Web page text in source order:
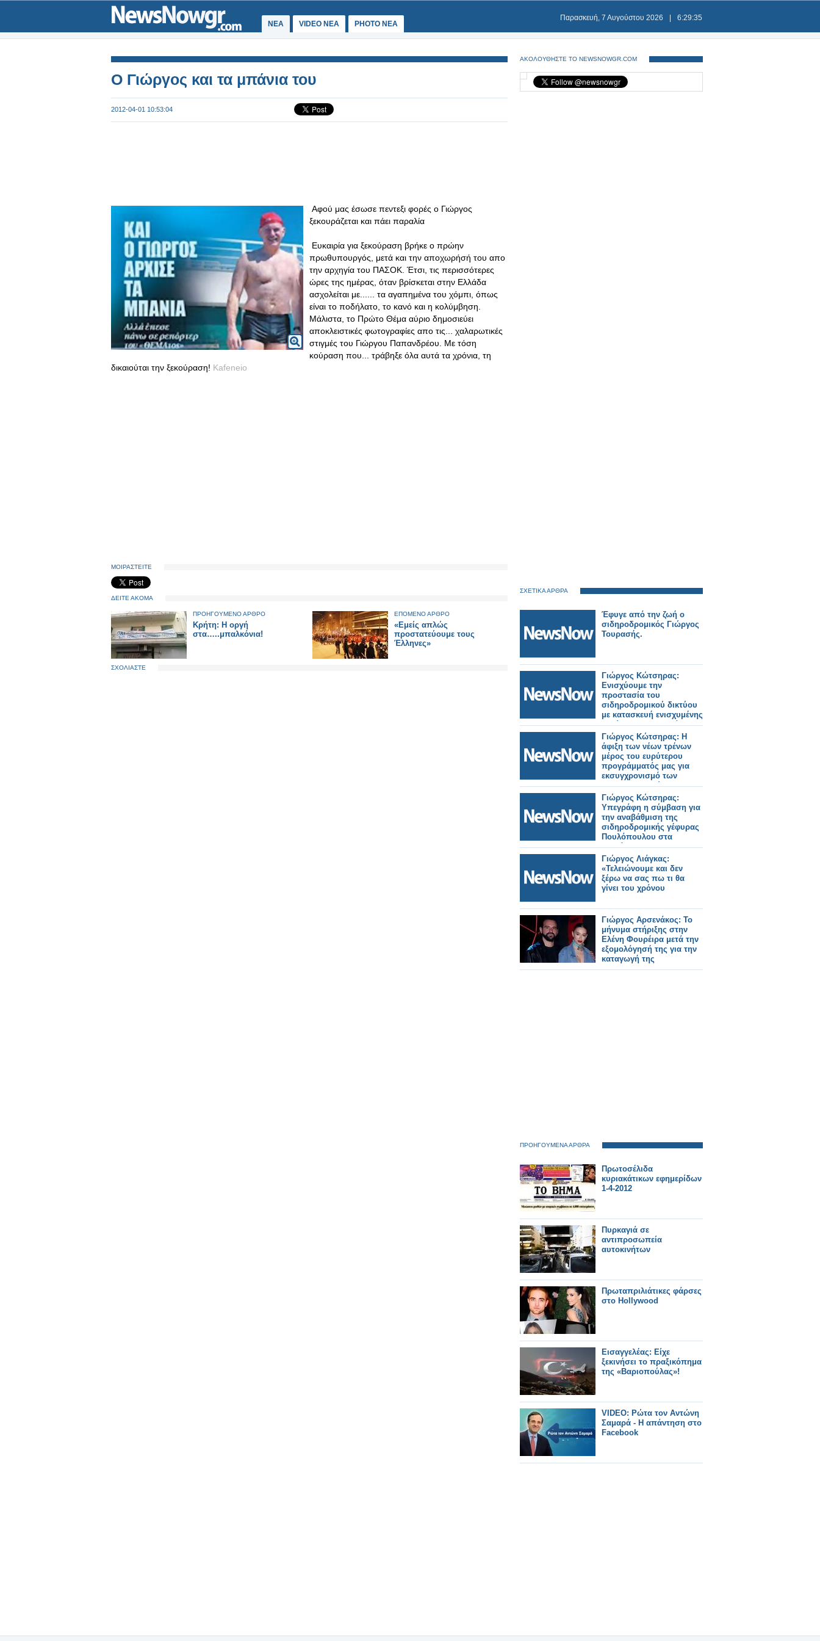
ΝΕΑ VIDEO NEA PHOTO NEA
Παρασκευή, 7 Αυγούστου 2026 6:29:35
Ο Γιώργος και τα μπάνια του
2012-04-01 10:53:04
Αφού μας έσωσε πεντεξι φορές ο Γιώργος
ξεκουράζεται και πάει παραλία
Ευκαιρία για ξεκούραση βρήκε ο πρώην
πρωθυπουργός, μετά και την αποχωρήσή του απο
την αρχηγία του ΠΑΣΟΚ. Έτσι, τις περισσότερες
ώρες της ημέρας, όταν βρίσκεται στην Ελλάδα
ασχολείται με...... τα αγαπημένα του χόμπι, όπως
είναι το ποδήλατο, το κανό και η κολύμβηση.
Μάλιστα, το Πρώτο Θέμα αύριο δημοσιεύει
αποκλειστικές φωτογραφίες απο τις... χαλαρωτικές
στιγμές του Γιώργου Παπανδρέου. Με τόση
κούραση που... τράβηξε όλα αυτά τα χρόνια, τη
δικαιούται την ξεκούραση! Kafeneio
ΜΟΙΡΑΣΤΕΙΤΕ
ΔΕΙΤΕ ΑΚΟΜΑ
ΠΡΟΗΓΟΥΜΕΝΟ ΑΡΘΡΟ
Κρήτη: Η οργή
στα…..μπαλκόνια!
ΕΠΟΜΕΝΟ ΑΡΘΡΟ
«Εμείς απλώς
προστατεύουμε τους
Έλληνες»
ΣΧΟΛΙΑΣΤΕ
ΑΚΟΛΟΥΘΗΣΤΕ ΤΟ NEWSNOWGR.COM
ΣΧΕΤΙΚΑ ΑΡΘΡΑ
Έφυγε από την ζωή ο
σιδηροδρομικός Γιώργος
Τουρασής.
Γιώργος Κώτσηρας:
Ενισχύουμε την
προστασία του
σιδηροδρομικού δικτύου
με κατασκευή ενισχυμένης
περίφραξης σε Θριάσιο,
Θήβα και Ζευγολατιό.
Γιώργος Κώτσηρας: Η
άφιξη των νέων τρένων
μέρος του ευρύτερου
προγράμματός μας για
εκσυγχρονισμό των
σιδηροδρομικών
μεταφορών.
Γιώργος Κώτσηρας:
Υπεγράφη η σύμβαση για
την αναβάθμιση της
σιδηροδρομικής γέφυρας
Πουλόπουλου στα
Πετράλωνα.
Γιώργος Λιάγκας:
«Τελειώνουμε και δεν
ξέρω να σας πω τι θα
γίνει του χρόνου
Γιώργος Αρσενάκος: Το
μήνυμα στήριξης στην
Ελένη Φουρέιρα μετά την
εξομολόγησή της για την
καταγωγή της
ΠΡΟΗΓΟΥΜΕΝΑ ΑΡΘΡΑ
Πρωτοσέλιδα
κυριακάτικων εφημερίδων
1-4-2012
Πυρκαγιά σε
αντιπροσωπεία
αυτοκινήτων
Πρωταπριλιάτικες φάρσες
στο Hollywood
Εισαγγελέας: Είχε
ξεκινήσει το πραξικόπημα
της «Βαριοπούλας»!
VIDEO: Ρώτα τον Αντώνη
Σαμαρά - Η απάντηση στο
Facebook